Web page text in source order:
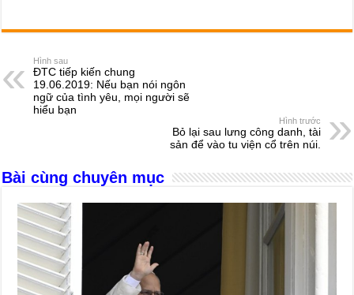
c
e
b
o
ss
n
g
at
A
p
e
d
s
er ail ar
Hình sau
ĐTC tiếp kiến chung
19.06.2019: Nếu bạn nói ngôn
ngữ của tình yêu, mọi người sẽ
hiểu bạn
Hình trước
Bỏ lại sau lưng công danh, tài
sản để vào tu viện cổ trên núi.
Bài cùng chuyên mục